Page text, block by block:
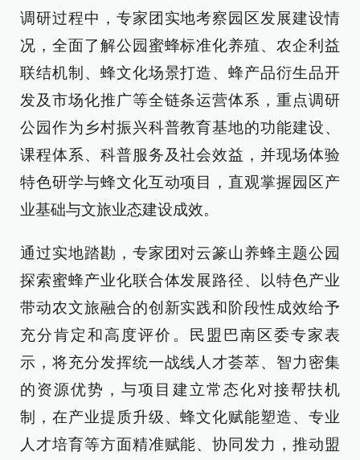
调研过程中，专家团实地考察园区发展建设情
况，全面了解公园蜜蜂标准化养殖、农企利益
联结机制、蜂文化场景打造、蜂产品衍生品开
发及市场化推广等全链条运营体系，重点调研
公园作为乡村振兴科普教育基地的功能建设、
课程体系、科普服务及社会效益，并现场体验
特色研学与蜂文化互动项目，直观掌握园区产
业基础与文旅业态建设成效。
通过实地踏勘，专家团对云篆山养蜂主题公园
探索蜜蜂产业化联合体发展路径、以特色产业
带动农文旅融合的创新实践和阶段性成效给予
充分肯定和高度评价。民盟巴南区委专家表
示，将充分发挥统一战线人才荟萃、智力密集
的资源优势，与项目建立常态化对接帮扶机
制，在产业提质升级、蜂文化赋能塑造、专业
人才培育等方面精准赋能、协同发力，推动盟